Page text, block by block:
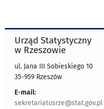
Urząd Statystyczny
w Rzeszowie
ul. Jana III Sobieskiego 10
35-959 Rzeszów
E-mail:
sekretariatusrze@stat.gov.pl